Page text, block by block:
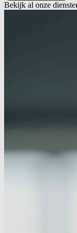
Bekijk al onze